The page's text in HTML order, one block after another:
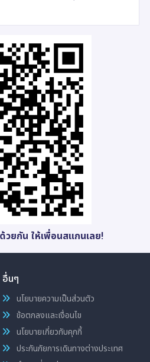
วยกัน ให้เพื่อนสแกนเลย!
อื่นๆ
นโยบายความเป็นส่วนตัว
ข้อตกลงและเงื่อนไข
นโยบายเกี่ยวกับคุกกี้
ประกันภัยการเดินทางต่างประเทศ